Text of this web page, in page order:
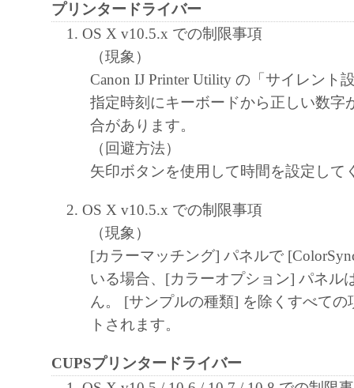
ノン製品を利用する目的で本ソフトウ
独占的権利を許諾します。
ユーザーは、本ソフトウェアの全部ま
改変、リバース・エンジニアリング、
は逆アセンブル等することはできませ
キヤノン、キヤノンマーケティングジ
よびキヤノンのライセンサーは、本ソ
ザーの特定の目的のために適当である
用であること、または本ソフトウェア
と、その他本ソフトウェアに関してい
しません。
キヤノン、キヤノンマーケティングジ
よびキヤノンのライセンサーは、本ソ
に付随または関連して生ずる直接的ま
任を負いません。
プリンタードライバー
OS X v10.5.x での制限事項
（現象）
Canon IJ Printer Utility の「サイレント
指定時刻にキーボードから正しい数字
合があります。
（回避方法）
矢印ボタンを使用して時間を設定して
OS X v10.5.x での制限事項
（現象）
[カラーマッチング] パネルで
いる場合、[カラーオプション] パネル
ん。 [サンプルの種類] を除くすべての
トされます。
CUPSプリンタードライバー